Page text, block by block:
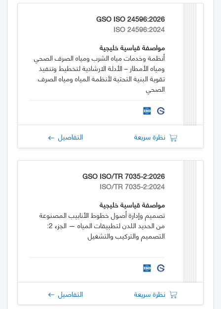
GSO ISO 24596:2026
ISO 24596:2024
مواصفة قياسية خليجية
أنظمة وخدمات مياه الشرب ومياه الصرف الصحي
ومياه الأمطار – الأدلة الارشادية لتخطيط وتنفيذ
تقوية البنية التحتية لأنظمة المياه ومياه الصرف
الصحي
نظرة سريعة التفاصيل
GSO ISO/TR 7035-2:2026
ISO/TR 7035-2:2024
مواصفة قياسية خليجية
تصميم وإدارة أصول خطوط الأنابيب المصنوعة
من الحديد اللدن لتطبيقات المياه — الجزء 2:
التصميم والتركيب والتشغيل
نظرة سريعة التفاصيل